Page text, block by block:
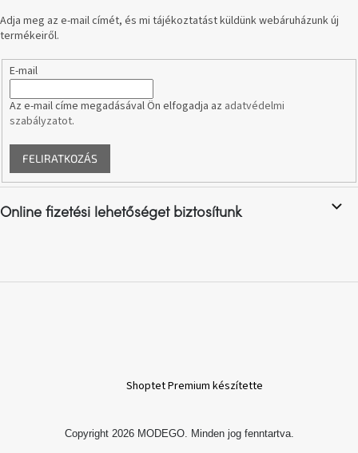
Formwood
kollekció
Most
nyári
hullámon
fel
sötét
részlet,
Adja meg az e-mail címét, és mi tájékoztatást küldünk webáruházunk új
termékeiről.
E-mail
Az e-mail címe megadásával Ön elfogadja az adatvédelmi
szabályzatot.
FELIRATKOZÁS
Online fizetési lehetőséget biztosítunk
Shoptet Premium készítette
Copyright 2026 MODEGO. Minden jog fenntartva.